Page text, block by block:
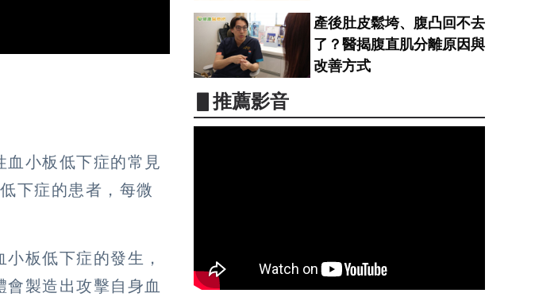
血小板低下症的常見
下症的患者，每微
板低下症的發生，
製造出攻擊自身血
產後肚皮鬆垮、腹凸回不去
了？醫揭腹直肌分離原因與
改善方式
▋推薦影音